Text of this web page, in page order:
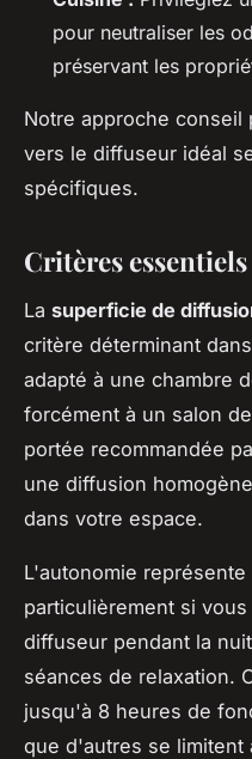
pour neutraliser les
préservant les
Notre approche
vers le diffuseur idéal
spécifiques.
Critères
La superficie de
critère déterminant
adapté à une chambre
forcément à un salon
portée recommandée
une diffusion
dans votre espace.
L'autonomie
particulièrement si
diffuseur pendant la
séances de relaxation.
jusqu'à 8 heures de
que d'autres se limitent